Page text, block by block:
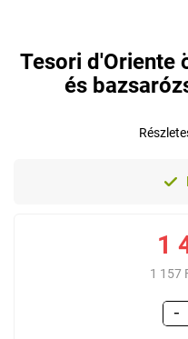
Tesori d'Oriente
és
1
1 157
−